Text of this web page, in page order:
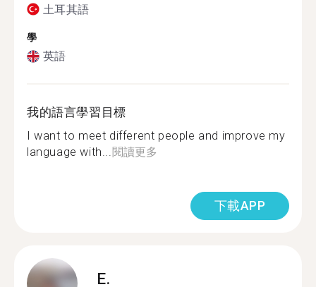
土耳其語
學
英語
我的語言學習目標
I want to meet different people and improve my
language with...閱讀更多
下載APP
E.